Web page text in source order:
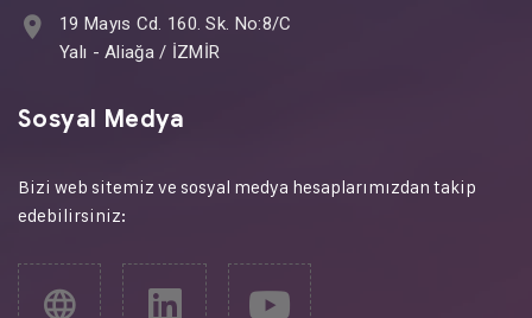
19 Mayıs Cd. 160. Sk. No:8/C
Yalı - Aliağa / İZMİR
Sosyal Medya
Bizi web sitemiz ve sosyal medya hesaplarımızdan takip
edebilirsiniz: